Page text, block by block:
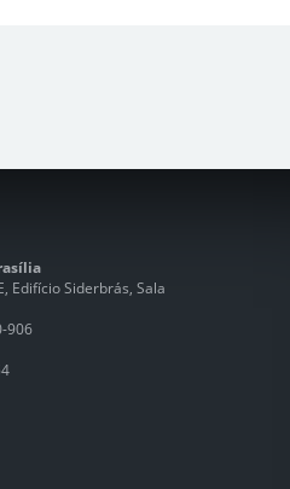
Edifício Siderbrás, Sala
906